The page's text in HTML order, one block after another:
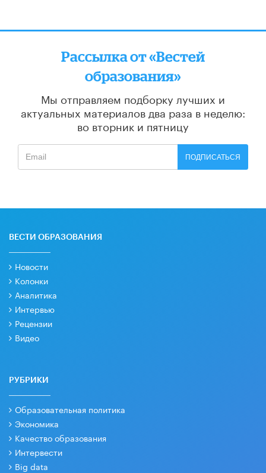
Рассылка от «Вестей
образования»
Мы отправляем подборку лучших и
актуальных материалов два раза в неделю:
во вторник и пятницу
ПОДПИСАТЬСЯ
ВЕСТИ ОБРАЗОВАНИЯ
Новости
Колонки
Аналитика
Интервью
Рецензии
Видео
РУБРИКИ
Образовательная политика
Экономика
Качество образования
Интервести
Big data